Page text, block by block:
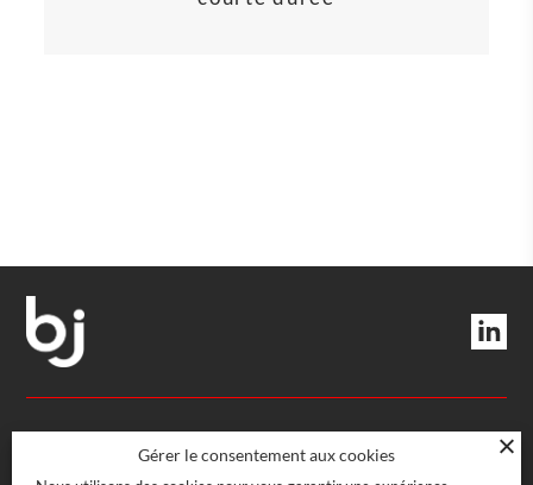
DIRECTION ET SERVICES
Gérer le consentement aux cookies